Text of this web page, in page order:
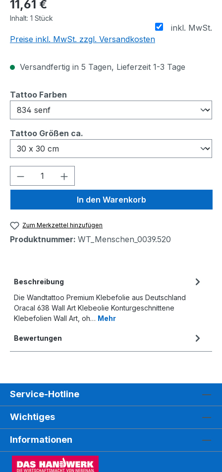
11,61 €
Inhalt: 1 Stück
inkl. MwSt.
Preise inkl. MwSt. zzgl. Versandkosten
Versandfertig in 5 Tagen, Lieferzeit 1-3 Tage
Tattoo Farben
Tattoo Größen ca.
Produkt Anzahl: Gib den
In den Warenkorb
Zum Merkzettel hinzufügen
Produktnummer: WT_Menschen_0039.520
Beschreibung
Die Wandtattoo Premium Klebefolie aus Deutschland
Oracal 638 Wall Art Klebeolie Konturgeschnittene
Klebefolien Wall Art, oh… Mehr
Bewertungen
Service-Hotline
Wichtiges
Informationen